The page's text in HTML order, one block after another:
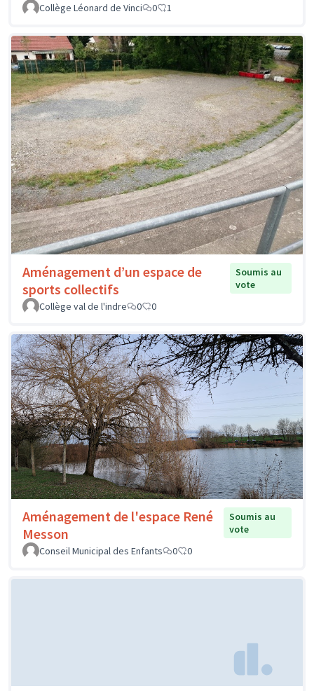
Collège Léonard de Vinci
0 1
Aménagement d’un espace de
sports collectifs
Soumis au
vote
Collège val de l'indre
0 0
Aménagement de l'espace René
Messon
Soumis au
vote
Conseil Municipal des Enfants
0 0